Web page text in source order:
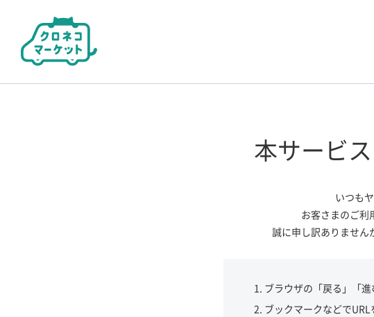
本サービ
いつも
お客さまのご利
誠に申し訳ありません
ブラウザの「戻る」「
ブックマークなどで